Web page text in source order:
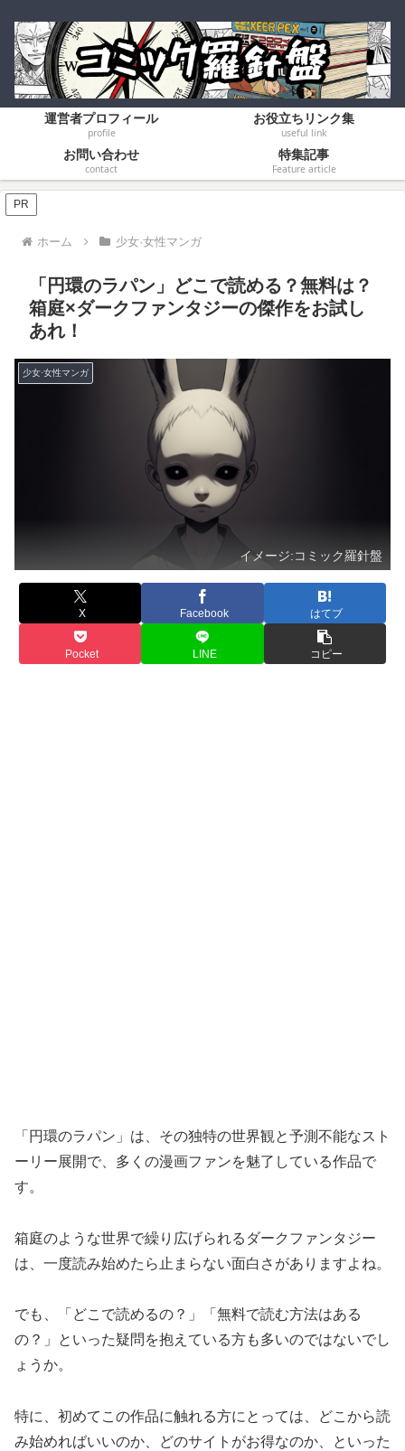
運営者プロフィール
profile
お役立ちリンク集
useful link
お問い合わせ
contact
特集記事
Feature article
PR
ホーム 少女·女性マンガ
「円環のラパン」どこで読める？無料は？
箱庭×ダークファンタジーの傑作をお試し
あれ！
少女·女性マンガ
イメージ:コミック羅針盤
X Facebook はてブ
Pocket LINE コピー
「円環のラパン」は、その独特の世界観と予測不能なスト
ーリー展開で、多くの漫画ファンを魅了している作品で
す。
箱庭のような世界で繰り広げられるダークファンタジー
は、一度読み始めたら止まらない面白さがありますよね。
でも、「どこで読めるの？」「無料で読む方法はある
の？」といった疑問を抱えている方も多いのではないでし
ょうか。
特に、初めてこの作品に触れる方にとっては、どこから読
み始めればいいのか、どのサイトがお得なのか、といった